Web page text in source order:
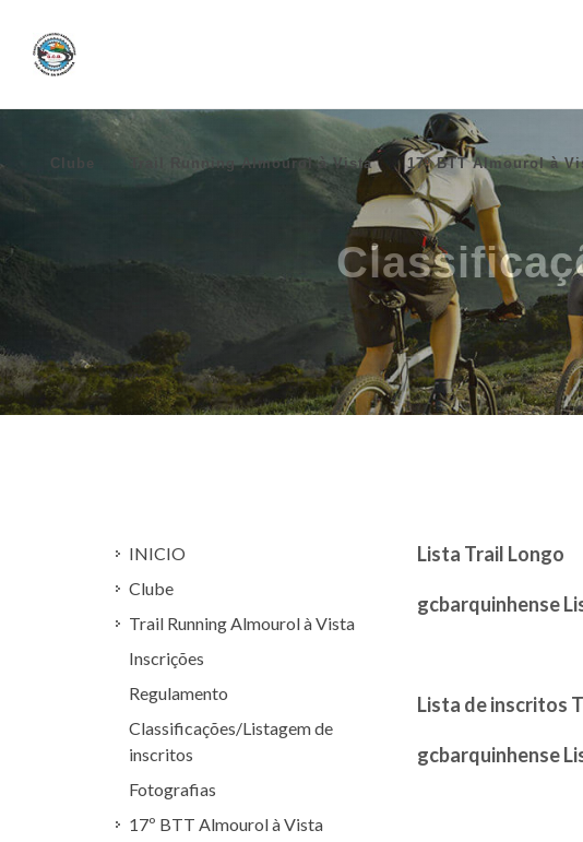
Clube Trail Running Almourol à Vista 17º BTT Almourol à
Lista Trail Longo
gcbarquinhense
Lista de inscritos
gcbarquinhense
INICIO
Clube
Trail Running Almourol à Vista
Inscrições
Regulamento
Classificações/Listagem de
inscritos
Fotografias
17º BTT Almourol à Vista